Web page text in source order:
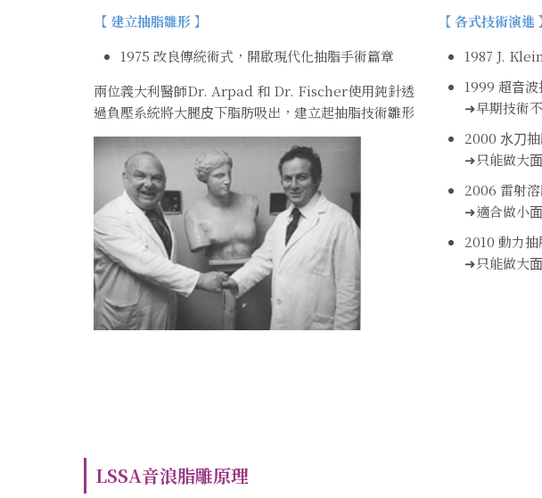
【 建立抽脂雛形 】
1975 改良傳統術式，開啟現代化抽脂手術篇章
兩位義大利醫師Dr. Arpad 和 Dr. Fischer使⽤鈍針透
過負壓系統將⼤腿⽪下脂肪吸出，建立起抽脂技術雛形
【 各式技術演進
1987 J.
1999 超⾳
➜早期技術
2000 ⽔⼑
➜只能做⼤
2006 雷射
➜適合做⼩
2010 動⼒
➜只能做⼤
LSSA音浪脂雕原理